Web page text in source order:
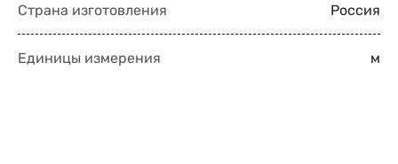
Страна изготовления Россия
Единицы измерения м